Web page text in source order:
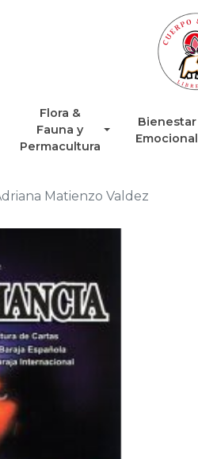
Flora &
Fauna y
Permacultura
Bienestar
Emocional
Matienzo Valdez